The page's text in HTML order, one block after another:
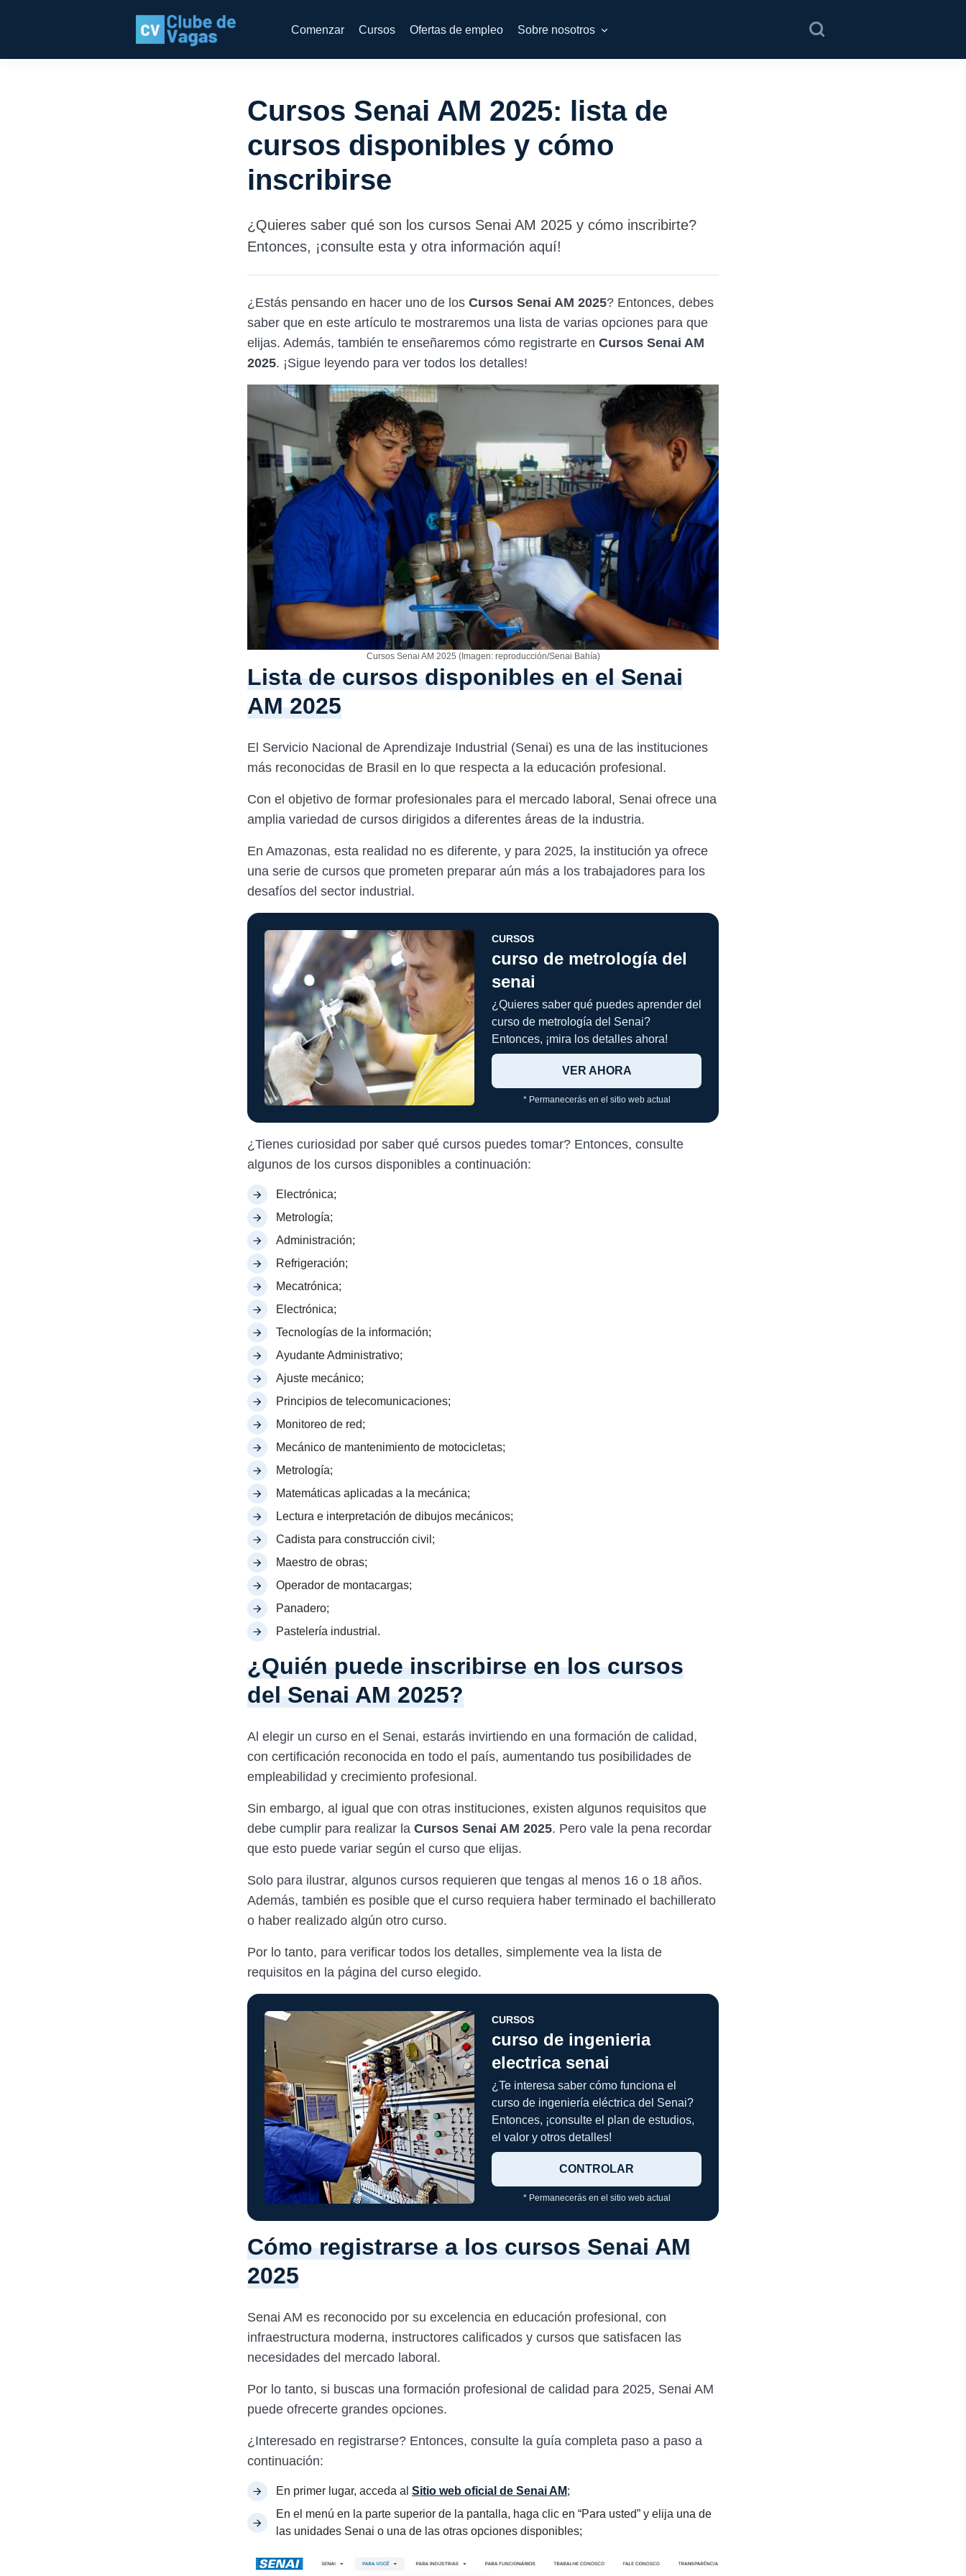
Comenzar Cursos Ofertas de empleo Sobre nosotros
Cursos Senai AM 2025: lista de
cursos disponibles y cómo
inscribirse
¿Quieres saber qué son los cursos Senai AM 2025 y cómo inscribirte?
Entonces, ¡consulte esta y otra información aquí!
¿Estás pensando en hacer uno de los Cursos Senai AM 2025? Entonces, debes
saber que en este artículo te mostraremos una lista de varias opciones para que
elijas. Además, también te enseñaremos cómo registrarte en Cursos Senai AM
2025. ¡Sigue leyendo para ver todos los detalles!
Cursos Senai AM 2025 (Imagen: reproducción/Senai Bahía)
Lista de cursos disponibles en el Senai
AM 2025
El Servicio Nacional de Aprendizaje Industrial (Senai) es una de las instituciones
más reconocidas de Brasil en lo que respecta a la educación profesional.
Con el objetivo de formar profesionales para el mercado laboral, Senai ofrece una
amplia variedad de cursos dirigidos a diferentes áreas de la industria.
En Amazonas, esta realidad no es diferente, y para 2025, la institución ya ofrece
una serie de cursos que prometen preparar aún más a los trabajadores para los
desafíos del sector industrial.
CURSOS
curso de metrología del
senai
¿Quieres saber qué puedes aprender del
curso de metrología del Senai?
Entonces, ¡mira los detalles ahora!
VER AHORA
* Permanecerás en el sitio web actual
¿Tienes curiosidad por saber qué cursos puedes tomar? Entonces, consulte
algunos de los cursos disponibles a continuación:
Electrónica;
Metrología;
Administración;
Refrigeración;
Mecatrónica;
Electrónica;
Tecnologías de la información;
Ayudante Administrativo;
Ajuste mecánico;
Principios de telecomunicaciones;
Monitoreo de red;
Mecánico de mantenimiento de motocicletas;
Metrología;
Matemáticas aplicadas a la mecánica;
Lectura e interpretación de dibujos mecánicos;
Cadista para construcción civil;
Maestro de obras;
Operador de montacargas;
Panadero;
Pastelería industrial.
¿Quién puede inscribirse en los cursos
del Senai AM 2025?
Al elegir un curso en el Senai, estarás invirtiendo en una formación de calidad,
con certificación reconocida en todo el país, aumentando tus posibilidades de
empleabilidad y crecimiento profesional.
Sin embargo, al igual que con otras instituciones, existen algunos requisitos que
debe cumplir para realizar la Cursos Senai AM 2025. Pero vale la pena recordar
que esto puede variar según el curso que elijas.
Solo para ilustrar, algunos cursos requieren que tengas al menos 16 o 18 años.
Además, también es posible que el curso requiera haber terminado el bachillerato
o haber realizado algún otro curso.
Por lo tanto, para verificar todos los detalles, simplemente vea la lista de
requisitos en la página del curso elegido.
CURSOS
curso de ingenieria
electrica senai
¿Te interesa saber cómo funciona el
curso de ingeniería eléctrica del Senai?
Entonces, ¡consulte el plan de estudios,
el valor y otros detalles!
CONTROLAR
* Permanecerás en el sitio web actual
Cómo registrarse a los cursos Senai AM
2025
Senai AM es reconocido por su excelencia en educación profesional, con
infraestructura moderna, instructores calificados y cursos que satisfacen las
necesidades del mercado laboral.
Por lo tanto, si buscas una formación profesional de calidad para 2025, Senai AM
puede ofrecerte grandes opciones.
¿Interesado en registrarse? Entonces, consulte la guía completa paso a paso a
continuación:
En primer lugar, acceda al Sitio web oficial de Senai AM;
En el menú en la parte superior de la pantalla, haga clic en “Para usted” y elija una de
las unidades Senai o una de las otras opciones disponibles;